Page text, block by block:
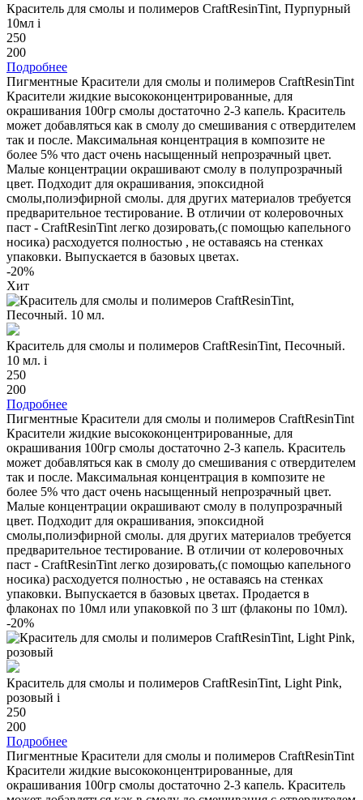
Краситель для смолы и полимеров CraftResinTint, Пурпурный
10мл i
250
200
Подробнее
Пигментные Красители для смолы и полимеров CraftResinTint
Красители жидкие высококонцентрированные, для
окрашивания 100гр смолы достаточно 2-3 капель. Краситель
может добавляться как в смолу до смешивания с отвердителем
так и после. Максимальная концентрация в композите не
более 5% что даст очень насыщенный непрозрачный цвет.
Малые концентрации окрашивают смолу в полупрозрачный
цвет. Подходит для окрашивания, эпоксидной
смолы,полиэфирной смолы. для других материалов требуется
предварительное тестирование. В отличии от колеровочных
паст - CraftResinTint легко дозировать,(с помощью капельного
носика) расходуется полностью , не оставаясь на стенках
упаковки. Выпускается в базовых цветах.
-20%
Хит
Краситель для смолы и полимеров CraftResinTint, Песочный.
10 мл. i
250
200
Подробнее
Пигментные Красители для смолы и полимеров CraftResinTint
Красители жидкие высококонцентрированные, для
окрашивания 100гр смолы достаточно 2-3 капель. Краситель
может добавляться как в смолу до смешивания с отвердителем
так и после. Максимальная концентрация в композите не
более 5% что даст очень насыщенный непрозрачный цвет.
Малые концентрации окрашивают смолу в полупрозрачный
цвет. Подходит для окрашивания, эпоксидной
смолы,полиэфирной смолы. для других материалов требуется
предварительное тестирование. В отличии от колеровочных
паст - CraftResinTint легко дозировать,(с помощью капельного
носика) расходуется полностью , не оставаясь на стенках
упаковки. Выпускается в базовых цветах. Продается в
флаконах по 10мл или упаковкой по 3 шт (флаконы по 10мл).
-20%
Краситель для смолы и полимеров CraftResinTint, Light Pink,
розовый i
250
200
Подробнее
Пигментные Красители для смолы и полимеров CraftResinTint
Красители жидкие высококонцентрированные, для
окрашивания 100гр смолы достаточно 2-3 капель. Краситель